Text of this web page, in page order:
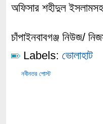
অফিসার শহীদুল
চাঁপাইনবাবগঞ্জ নিউজ/
Labels: ভোলাহাট
নবীনতর পোস্ট